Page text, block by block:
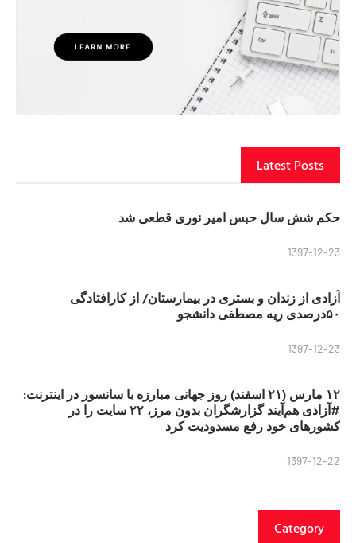
Latest Posts
حکم شش سال حبس امیر نوری قطعی شد
1397-12-23
آزادی از زندان و بستری در بیمارستان/ از کارافتادگی
۵۰درصدی ریه مصطفی دانشجو
1397-12-23
۱۲ مارس (۲۱ اسفند) روز جهانی مبارزه با سانسور در اینترنت:
#آزادی هم‌آیند گزارشگران‌ بدون مرز، ۲۲ سایت را در
کشورهای خود رفع مسدودیت کرد
1397-12-22
Category